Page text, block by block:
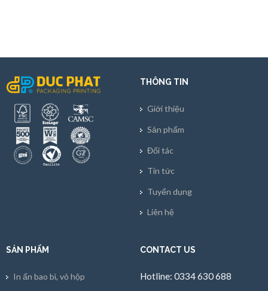
THÔNG TIN
Giới thiệu
Sản phẩm
Đối tác
Tin tức
Tuyển dụng
Liên hệ
SẢN PHẨM
In ấn bao bì, vỏ hộp
CONTACT US
Hotline: 0334 630 688